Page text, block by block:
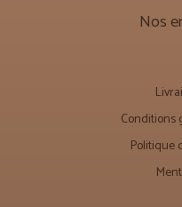
Nos
Conditions
Politique